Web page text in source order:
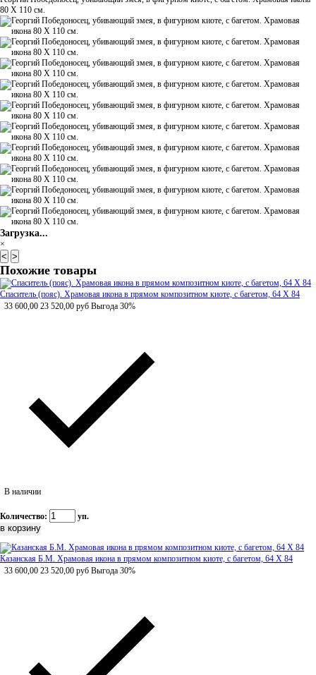
80 Х 110 см.
Загрузка...
×
< >
Похожие товары
Спаситель (пояс). Храмовая икона в прямом композитном киоте, с багетом, 64 Х 84
33 600,00 23 520,00 руб Выгода 30%
В наличии
Количество: уп.
Казанская Б.М. Храмовая икона в прямом композитном киоте, с багетом, 64 Х 84
33 600,00 23 520,00 руб Выгода 30%